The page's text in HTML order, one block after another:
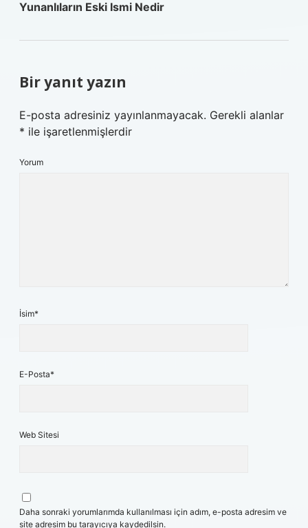
Yunanlıların Eski Ismi Nedir
Bir yanıt yazın
E-posta adresiniz yayınlanmayacak. Gerekli alanlar
* ile işaretlenmişlerdir
Yorum
İsim*
E-Posta*
Web Sitesi
Daha sonraki yorumlarımda kullanılması için adım, e-posta adresim ve
site adresim bu tarayıcıya kaydedilsin.